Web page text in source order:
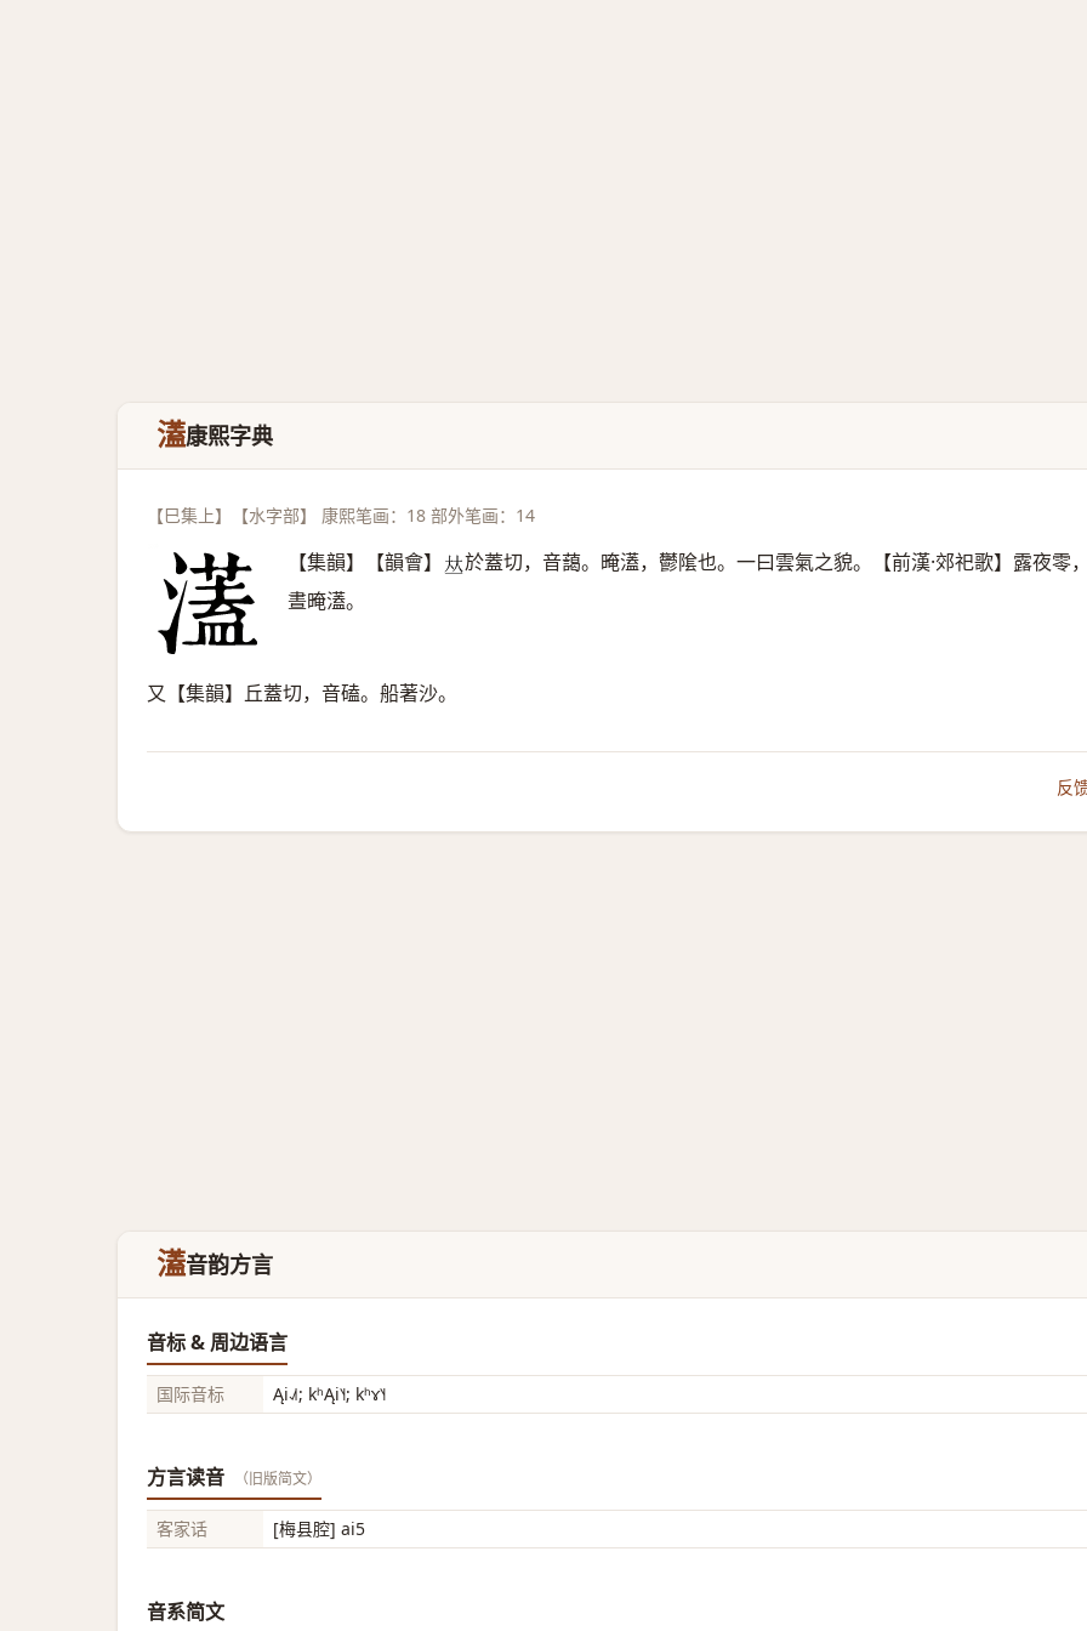
濭康熙字典
【巳集上】【水字部】 康熙笔画：18 部外笔画：14
【集韻】【韻會】 𠀤於蓋切，音藹。晻濭，鬱隂也。一曰雲氣之貌。【前漢·郊祀歌】露夜零
晝晻濭。
又【集韻】丘蓋切，音磕。船著沙。
反
濭音韵方言
音标 & 周边语言
国际音标 Ąi˨˩˦; kʰĄi˥˧; kʰɤ˥˧
方言读音 （旧版简文）
客家话 [梅县腔] ai5
音系简文